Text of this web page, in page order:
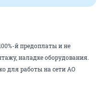
й предоплаты и не
наладке оборудования.
для работы на сети АО